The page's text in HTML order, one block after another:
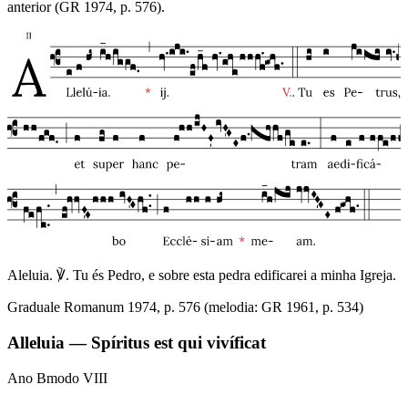
anterior (GR 1974, p. 576).
Aleluia. ℣. Tu és Pedro, e sobre esta pedra edificarei a minha Igreja.
Graduale Romanum 1974, p. 576 (melodia: GR 1961, p. 534)
Alleluia — Spíritus est qui vivíficat
Ano Bmodo VIII